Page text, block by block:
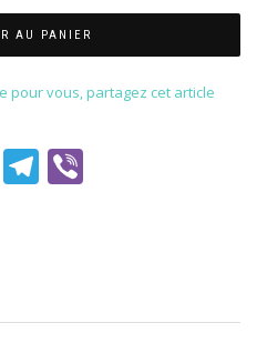
AU PANIER
pour vous, partagez cet article
WhatsApp
Telegram